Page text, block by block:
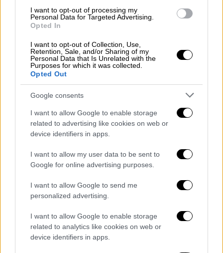
I want to opt-out of processing my
Personal Data for Targeted Advertising.
Opted In
I want to opt-out of Collection, Use,
Retention, Sale, and/or Sharing of my
Personal Data that Is Unrelated with the
Purposes for which it was collected.
Opted Out
Google consents
I want to allow Google to enable storage
related to advertising like cookies on web or
device identifiers in apps.
I want to allow my user data to be sent to
Google for online advertising purposes.
I want to allow Google to send me
personalized advertising.
I want to allow Google to enable storage
related to analytics like cookies on web or
device identifiers in apps.
της προεκλογικής εκστρατείας , εν μέρει σε
σχέση με την πληρωμή του στην Ντάνιελς
και μια άλλη γυναίκα που επίσης φέρεται να
είχε σχέσεις με τον Τραμπ.
Αν και αρχικά δήλωσε ότι ο πρώην πρόεδρος
δεν είχε καμία σχέση με τις πληρωμές, ο
Κοέν κατέθεσε αργότερα ενόρκως ότι ο
Τραμπ τον είχε καθοδηγήσεινα προβεί στην
πληρωμή για των 130.000 δολαρίων στην
Ντάνιελς λίγες ημέρες πριν από τις εκλογές
του 2016.
την πληρωμή αυτή.
Στη συνέχεια ο μεγιστάνας παραδέχτηκε ότι
αποζημίωσε προσωπικά την πληρωμή αυτή
οποία δεν είναι παράνομη, αλλά αρνήθηκε